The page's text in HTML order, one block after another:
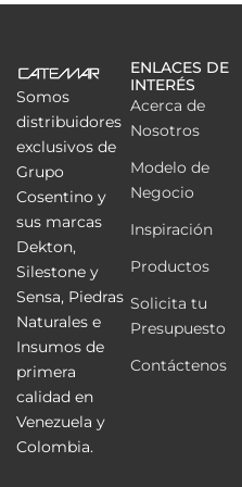
Somos
distribuidores
exclusivos de
Grupo
Cosentino y
sus marcas
Dekton,
Silestone y
Sensa, Piedras
Naturales e
Insumos de
primera
calidad en
Venezuela y
Colombia.
ENLACES DE
INTERÉS
Acerca de
Nosotros
Modelo de
Negocio
Inspiración
Productos
Solicita tu
Presupuesto
Contáctenos